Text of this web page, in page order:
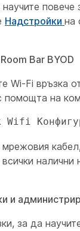
повече
Надстройки на
Bar BYOD
Wi-Fi връзка
помощта на
Wifi
налични
и
за да